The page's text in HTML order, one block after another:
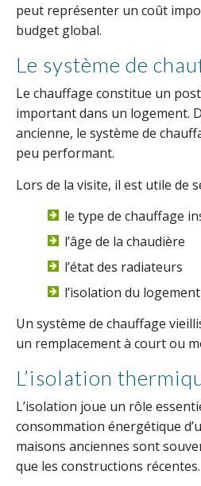
peut représenter un coût
budget global.
Le système de
Le chauffage constitue un
important dans un logement.
ancienne, le système de
peu performant.
Lors de la visite, il est utile de
le type de chauffage
l’âge de la chaudière
l’état des radiateurs
l’isolation du logement
Un système de chauffage
un remplacement à court ou
L’isolation
L’isolation joue un rôle
consommation énergétique
maisons anciennes sont
que les constructions récentes.